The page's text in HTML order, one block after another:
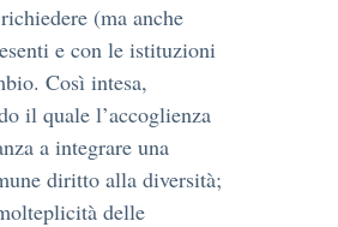
(ma anche
e con le istituzioni
Così intesa,
il quale l’accoglienza
a integrare una
diritto alla diversità;
delle